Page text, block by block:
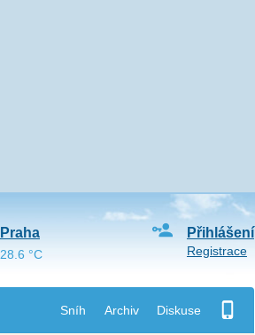
Sníh Archiv Diskuse
Přihlášení
Registrace
Praha
28.6 °C